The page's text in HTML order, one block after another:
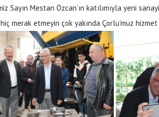
Sayın Mestan Özcan’ın katılımıyla yeni
merak etmeyin çok yakında Çorlu’muz